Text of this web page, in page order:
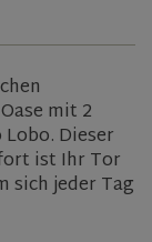
mit 2
Dieser
ist Ihr Tor
sich jeder Tag